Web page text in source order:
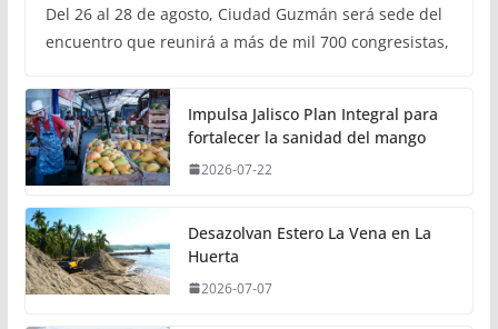
Del 26 al 28 de agosto, Ciudad Guzmán será sede del
encuentro que reunirá a más de mil 700 congresistas,
Impulsa Jalisco Plan Integral para
fortalecer la sanidad del mango
2026-07-22
Desazolvan Estero La Vena en La
Huerta
2026-07-07